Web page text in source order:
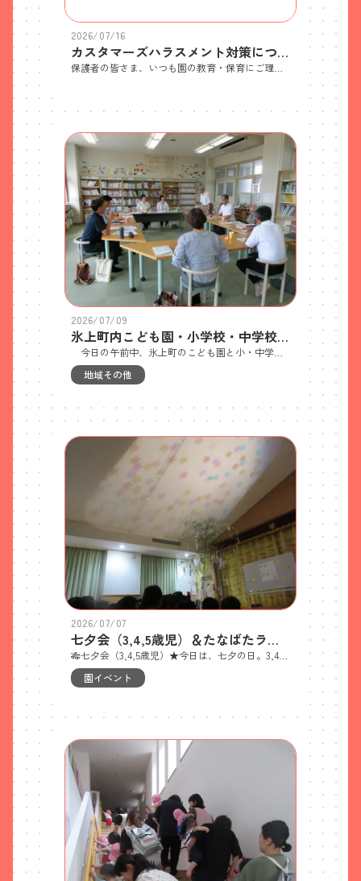
2026/07/16
カスタマーズハラスメント対策について
2026/07/09
氷上町内こども園・小学校・中学校連絡会議が開かれました
地域その他
2026/07/07
七夕会（3,4,5歳児）＆たなばたランチ
園イベント